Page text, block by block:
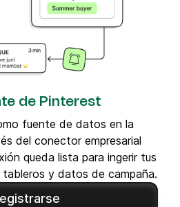
de Pinterest
fuente de datos en la
del conector empresarial
queda lista para ingerir tus
y datos de campaña.